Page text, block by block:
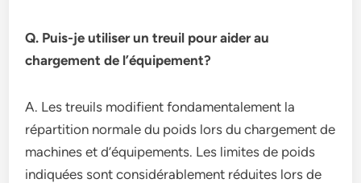
Q. Puis-je utiliser un treuil pour aider au
chargement de l’équipement?
A. Les treuils modifient fondamentalement la
répartition normale du poids lors du chargement de
machines et d’équipements. Les limites de poids
indiquées sont considérablement réduites lors de